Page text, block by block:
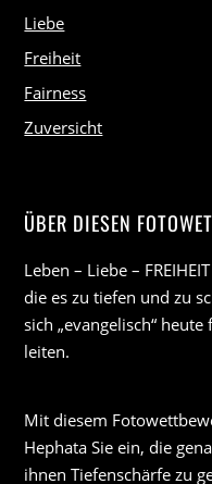
Liebe
Freiheit
Fairness
Zuversicht
ÜBER DIESEN
Leben – Liebe –
die es zu tiefen und zu
sich „evangelisch“
leiten.
Mit diesem
Hephata Sie ein, die
ihnen Tiefenschärfe zu